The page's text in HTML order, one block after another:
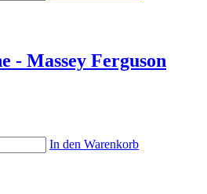
- Massey Ferguson
In den Warenkorb